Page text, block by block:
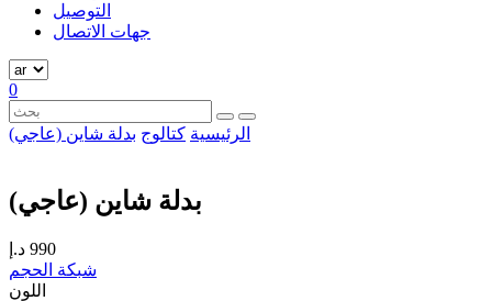
التوصيل
جهات الاتصال
0
الرئيسية كتالوج بدلة شاين (عاجي)
بدلة شاين (عاجي)
990 د.إ
شبكة الحجم
اللون